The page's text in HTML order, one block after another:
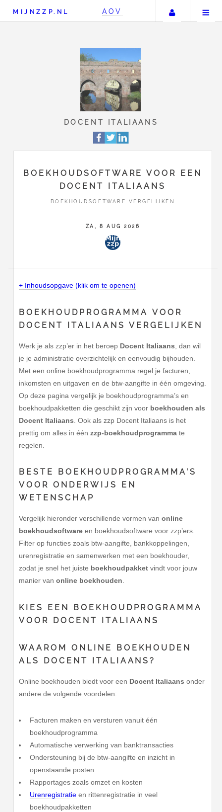
MIJNZZP.NL AOV Uw
DOCENT ITALIAANS
BOEKHOUDSOFTWARE VOOR EEN
DOCENT ITALIAANS
BOEKHOUDSOFTWARE VERGELIJKEN
ZA, 8 AUG 2026
+ Inhoudsopgave (klik om te openen)
BOEKHOUDPROGRAMMA VOOR
DOCENT ITALIAANS VERGELIJKEN
Werk je als zzp’er in het beroep Docent Italiaans , dan wil
je je administratie overzichtelijk en eenvoudig bijhouden.
Met een online boekhoudprogramma regel je facturen,
inkomsten en uitgaven en de btw-aangifte in één omgeving.
Op deze pagina vergelijk je boekhoudprogramma’s en
boekhoudpakketten die geschikt zijn voor boekhouden als
Docent Italiaans . Ook als zzp Docent Italiaans is het
prettig om alles in éénzzp-boekhoudprogramma te
regelen.
BESTE BOEKHOUDPROGRAMMA’S
VOOR ONDERWIJS EN
WETENSCHAP
Vergelijk hieronder verschillende vormen vanonline
boekhoudsoftware en boekhoudsoftware voor zzp’ers.
Filter op functies zoals btw-aangifte, bankkoppelingen,
urenregistratie en samenwerken met een boekhouder,
zodat je snel het juiste boekhoudpakket vindt voor jouw
manier vanonline boekhouden
KIES EEN BOEKHOUDPROGRAMMA
VOOR DOCENT ITALIAANS
WAAROM ONLINE BOEKHOUDEN
ALS DOCENT ITALIAANS?
Online boekhouden biedt voor een Docent Italiaans onder
andere de volgende voordelen:
Facturen maken en versturen vanuit één
boekhoudprogramma
Automatische verwerking van banktransacties
Ondersteuning bij de btw-aangifte en inzicht in
openstaande posten
Rapportages zoals omzet en kosten
Urenregistratieen rittenregistratie in veel
boekhoudpakketten